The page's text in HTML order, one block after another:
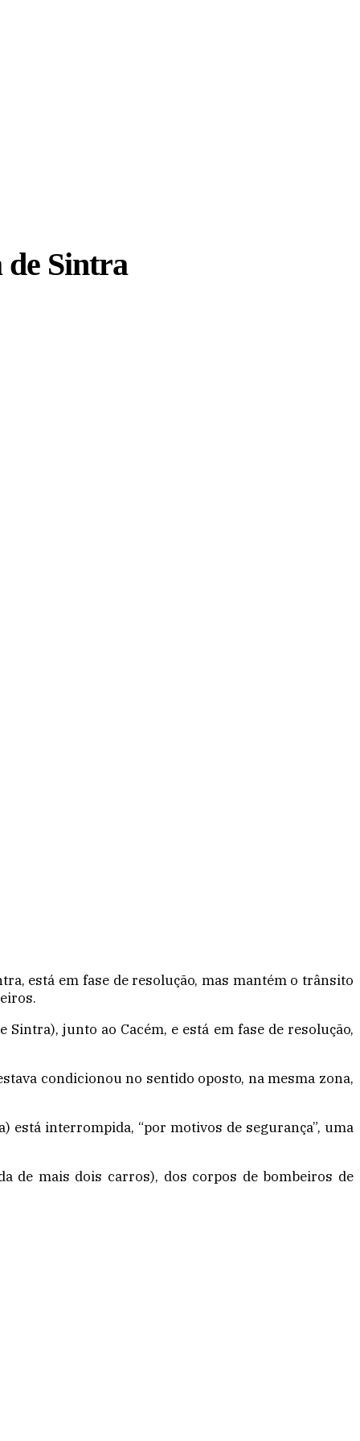
de Sintra
está em fase de resolução, mas mantém o trânsito
junto ao Cacém, e está em fase de resolução,
condicionou no sentido oposto, na mesma zona,
está interrompida, “por motivos de segurança”, uma
de mais dois carros), dos corpos de bombeiros de